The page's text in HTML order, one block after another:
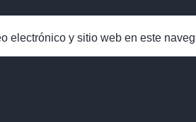
electrónico y sitio web en este